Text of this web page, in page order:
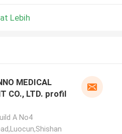
Lebih
MEDICAL
CO., LTD. profil
A No4